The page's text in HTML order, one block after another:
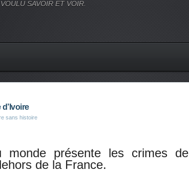
VOULU SAVOIR ET VOIR.
sans histoire
monde présente les crimes de
de la France.